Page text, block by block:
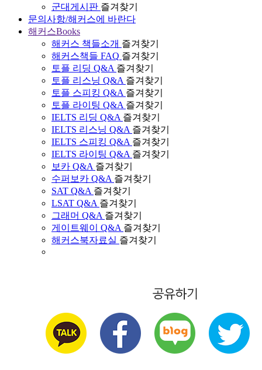
군대게시판 즐겨찾기
문의사항/해커스에 바란다
해커스Books
해커스 책들소개 즐겨찾기
해커스책들 FAQ 즐겨찾기
토플 리딩 Q&A 즐겨찾기
토플 리스닝 Q&A 즐겨찾기
토플 스피킹 Q&A 즐겨찾기
토플 라이팅 Q&A 즐겨찾기
IELTS 리딩 Q&A 즐겨찾기
IELTS 리스닝 Q&A 즐겨찾기
IELTS 스피킹 Q&A 즐겨찾기
IELTS 라이팅 Q&A 즐겨찾기
보카 Q&A 즐겨찾기
수퍼보카 Q&A 즐겨찾기
SAT Q&A 즐겨찾기
LSAT Q&A 즐겨찾기
그래머 Q&A 즐겨찾기
게이트웨이 Q&A 즐겨찾기
해커스북자료실 즐겨찾기